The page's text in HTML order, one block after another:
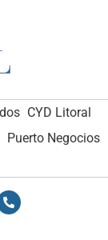
CYD Litoral
Puerto Negocios